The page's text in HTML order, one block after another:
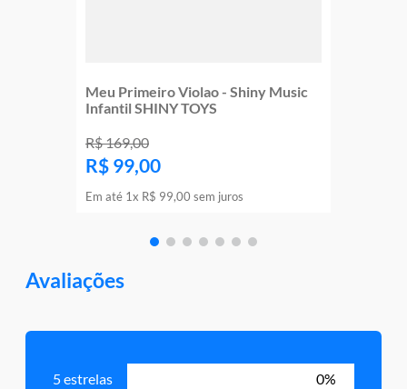
Meu Primeiro Violao - Shiny Music
Infantil SHINY TOYS
R$169,00
R$ 99,00
Em até 1x R$ 99,00 sem juros
Avaliações
5 estrelas 0%